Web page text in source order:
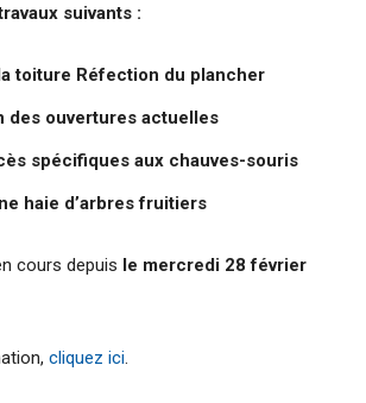
suivants :
toiture Réfection du plancher
des ouvertures actuelles
spécifiques aux chauves-souris
haie d’arbres fruitiers
cours depuis le mercredi 28 février
cliquez ici.